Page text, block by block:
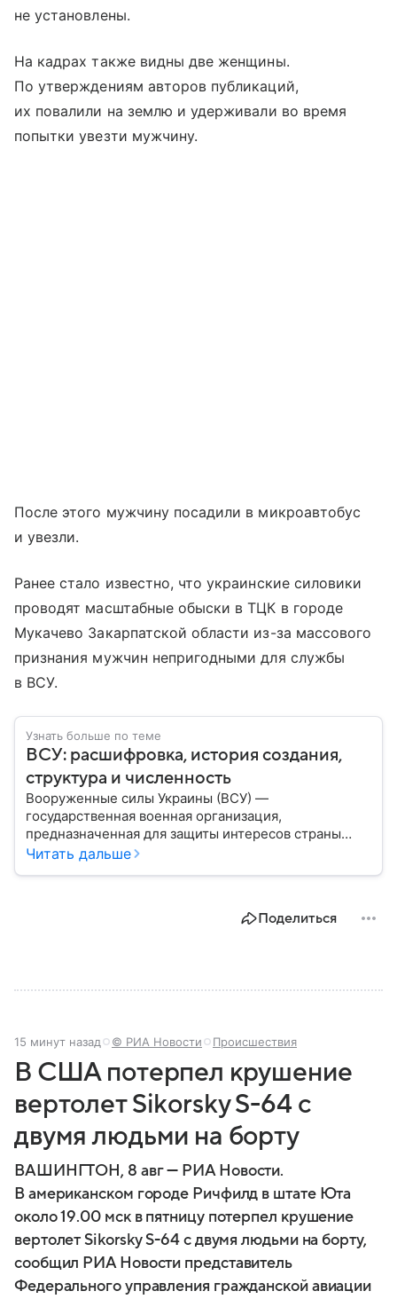
не установлены.
На кадрах также видны две женщины.
По утверждениям авторов публикаций,
их повалили на землю и удерживали во время
попытки увезти мужчину.
После этого мужчину посадили в микроавтобус
и увезли.
Ранее стало известно, что украинские силовики
проводят масштабные обыски в ТЦК в городе
Мукачево Закарпатской области из-за массового
признания мужчин непригодными для службы
в ВСУ.
Узнать больше по теме
ВСУ: расшифровка, история создания,
структура и численность
Вооруженные силы Украины (ВСУ) —
государственная военная организация,
предназначенная для защиты интересов страны
военным путем. Была создана после
Читать дальше
Поделиться
15 минут назад © РИА Новости Происшествия
В США потерпел крушение
вертолет Sikorsky S-64 с
двумя людьми на борту
ВАШИНГТОН, 8 авг — РИА Новости.
В американском городе Ричфилд в штате Юта
около 19.00 мск в пятницу потерпел крушение
вертолет Sikorsky S-64 с двумя людьми на борту,
сообщил РИА Новости представитель
Федерального управления гражданской авиации